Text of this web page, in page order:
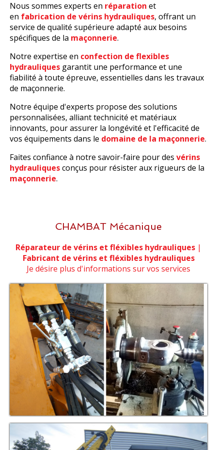
Nous sommes experts en réparation et
en fabrication de vérins hydrauliques, offrant un
service de qualité supérieure adapté aux besoins
spécifiques de la maçonnerie.
Notre expertise en confection de flexibles
hydrauliques garantit une performance et une
fiabilité à toute épreuve, essentielles dans les travaux
de maçonnerie.
Notre équipe d'experts propose des solutions
personnalisées, alliant technicité et matériaux
innovants, pour assurer la longévité et l'efficacité de
vos équipements dans le domaine de la maçonnerie.
Faites confiance à notre savoir-faire pour des vérins
hydrauliquesconçus pour résister aux rigueurs de la
maçonnerie.
CHAMBAT Mécanique
Réparateur de vérins et fléxibles hydrauliques |
Fabricant de vérins et fléxibles hydrauliques
Je désire plus d'informations sur vos services